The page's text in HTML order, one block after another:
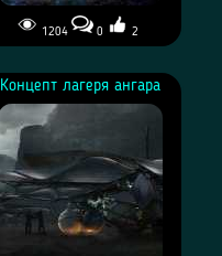
1204 0 2
Концепт Хаварла
Концепт лагеря ангара